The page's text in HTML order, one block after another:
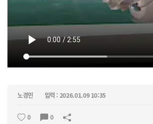
노경민 입력 : 2026.01.09 10:35
0 0